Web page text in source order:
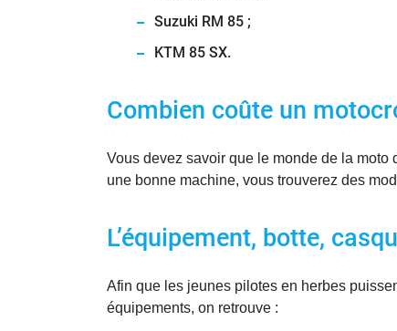
Suzuki RM 85 ;
KTM 85 SX.
Combien coûte un
Vous devez savoir que le monde de la
une bonne machine, vous trouverez des
L’équipement, botte,
Afin que les jeunes pilotes en herbes
équipements, on retrouve :